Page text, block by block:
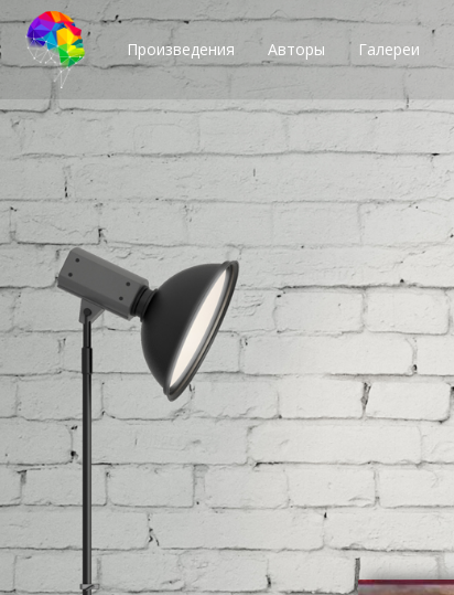
Произведения Авторы Галереи